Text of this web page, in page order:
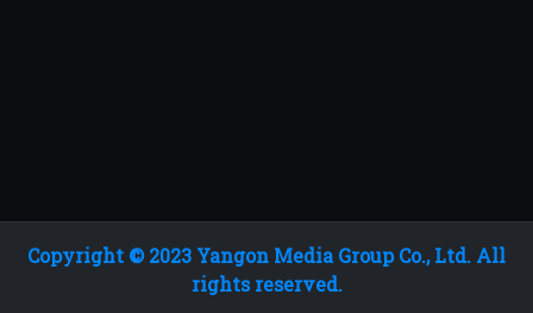
Copyright © 2023 Yangon Media Group Co., Ltd. All
rights reserved.